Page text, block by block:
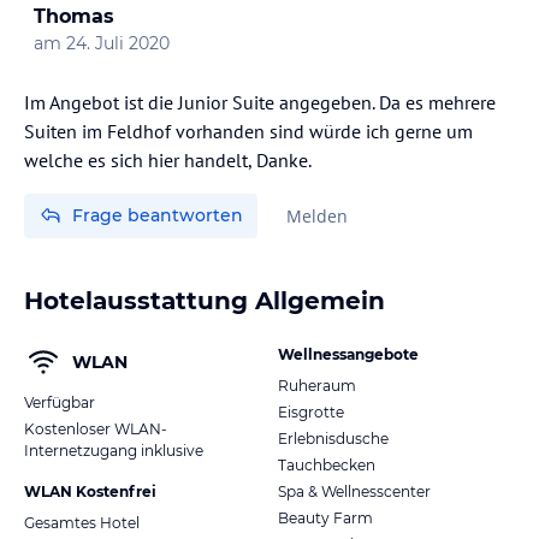
Extras: gegen Aufpreis
• Ladestationen für Ihr Elektroauto
• E-Bikes für Kinder, Jugendliche und Erwachsene
• Geführte Bike-Touren mit den Guides der Ötzi Bike Academy
• Dolce Vita Ausflüge (Marmorführung, E-Bike-Tour,
• Dolce Vita Tennisplatz ca. 5 Gehminuten vom Hotel entfernt
• Golf, Klettern, Rafting, Reiten, Bogenschießen, Paragleiten,
Canyoning und vieles mehr in der Umgebung
• Ihre gewünschte Tageszeitung auf dem Frühstückstisch
• Blumenservice
Hinweis:
Allgemeine und unverbindliche
Hoteliers-/Veranstalter-/Kataloginformationen. Alle Angaben
ohne Gewähr und ohne Prüfung durch HolidayCheck. Bitte
lies vor der Buchung die verbindlichen Angebotsdetails
jeweiligen Veranstalters.
Thomas
am 24. Juli 2020
Im Angebot ist die Junior Suite angegeben. Da es mehrere
Suiten im Feldhof vorhanden sind würde ich gerne um
welche es sich hier handelt, Danke.
Frage beantworten Melden
Hotelausstattung Allgemein
WLAN
Verfügbar
Kostenloser WLAN-
Internetzugang inklusive
WLAN Kostenfrei
Gesamtes Hotel
Wellnessangebote
Ruheraum
Eisgrotte
Erlebnisdusche
Tauchbecken
Spa & Wellnesscenter
Beauty Farm